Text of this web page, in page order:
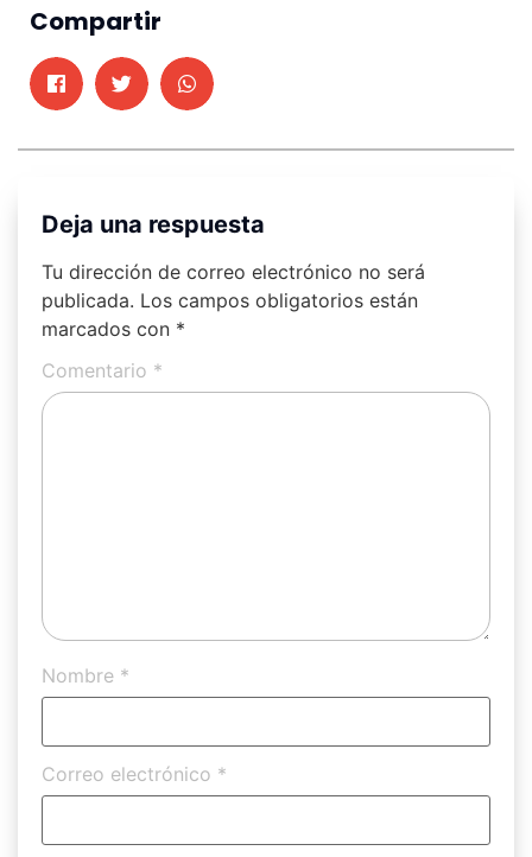
Compartir
Deja una respuesta
Tu dirección de correo electrónico no será
publicada. Los campos obligatorios están
marcados con *
Comentario *
Nombre *
Correo electrónico *